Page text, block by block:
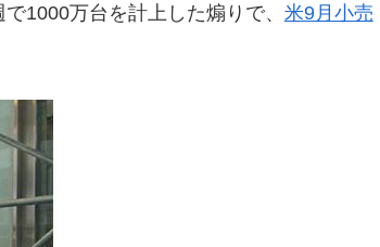
1000万台を計上した煽りで、 米9月小売